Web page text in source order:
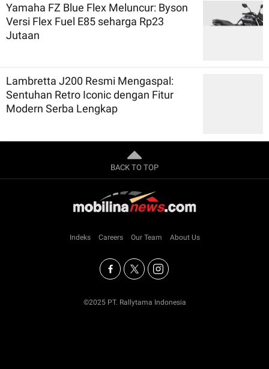
Yamaha FZ Blue Flex Meluncur: Byson
Versi Flex Fuel E85 seharga Rp23
Jutaan
Lambretta J200 Resmi Mengaspal:
Sentuhan Retro Iconic dengan Fitur
Modern Serba Lengkap
BACK TO TOP
Indeks Careers Our Team About Us
©2025 PT. Rallytama Indonesia